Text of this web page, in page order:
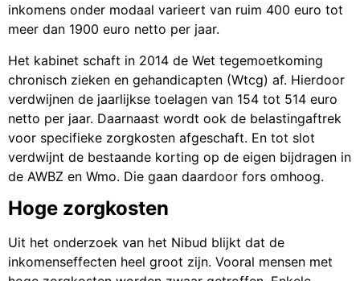
inkomens onder modaal varieert van ruim 400 euro tot
meer dan 1900 euro netto per jaar.
Het kabinet schaft in 2014 de Wet tegemoetkoming
chronisch zieken en gehandicapten (Wtcg) af. Hierdoor
verdwijnen de jaarlijkse toelagen van 154 tot 514 euro
netto per jaar. Daarnaast wordt ook de belastingaftrek
voor specifieke zorgkosten afgeschaft. En tot slot
verdwijnt de bestaande korting op de eigen bijdragen in
de AWBZ en Wmo. Die gaan daardoor fors omhoog.
Hoge zorgkosten
Uit het onderzoek van het Nibud blijkt dat de
inkomenseffecten heel groot zijn. Vooral mensen met